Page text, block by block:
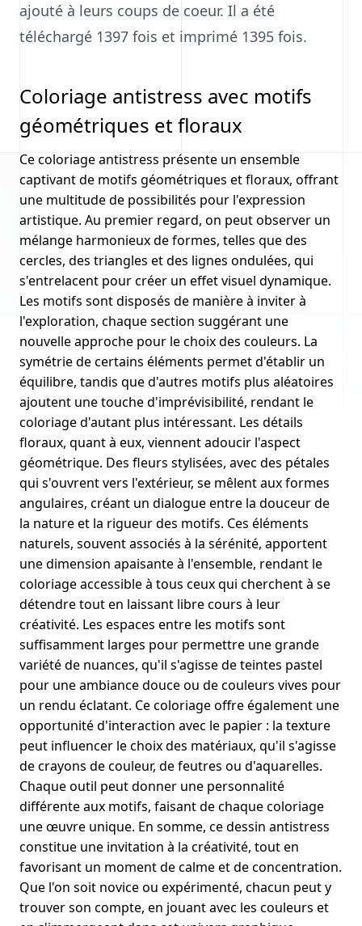
ajouté à leurs coups de coeur. Il a été
téléchargé 1397 fois et imprimé 1395 fois.
Coloriage antistress avec motifs
géométriques et floraux
Ce coloriage antistress présente un ensemble
captivant de motifs géométriques et floraux, offrant
une multitude de possibilités pour l'expression
artistique. Au premier regard, on peut observer un
mélange harmonieux de formes, telles que des
cercles, des triangles et des lignes ondulées, qui
s'entrelacent pour créer un effet visuel dynamique.
Les motifs sont disposés de manière à inviter à
l'exploration, chaque section suggérant une
nouvelle approche pour le choix des couleurs. La
symétrie de certains éléments permet d'établir un
équilibre, tandis que d'autres motifs plus aléatoires
ajoutent une touche d'imprévisibilité, rendant le
coloriage d'autant plus intéressant. Les détails
floraux, quant à eux, viennent adoucir l'aspect
géométrique. Des fleurs stylisées, avec des pétales
qui s'ouvrent vers l'extérieur, se mêlent aux formes
angulaires, créant un dialogue entre la douceur de
la nature et la rigueur des motifs. Ces éléments
naturels, souvent associés à la sérénité, apportent
une dimension apaisante à l'ensemble, rendant le
coloriage accessible à tous ceux qui cherchent à se
détendre tout en laissant libre cours à leur
créativité. Les espaces entre les motifs sont
suffisamment larges pour permettre une grande
variété de nuances, qu'il s'agisse de teintes pastel
pour une ambiance douce ou de couleurs vives pour
un rendu éclatant. Ce coloriage offre également une
opportunité d'interaction avec le papier : la texture
peut influencer le choix des matériaux, qu'il s'agisse
de crayons de couleur, de feutres ou d'aquarelles.
Chaque outil peut donner une personnalité
différente aux motifs, faisant de chaque coloriage
une œuvre unique. En somme, ce dessin antistress
constitue une invitation à la créativité, tout en
favorisant un moment de calme et de concentration.
Que l'on soit novice ou expérimenté, chacun peut y
trouver son compte, en jouant avec les couleurs et